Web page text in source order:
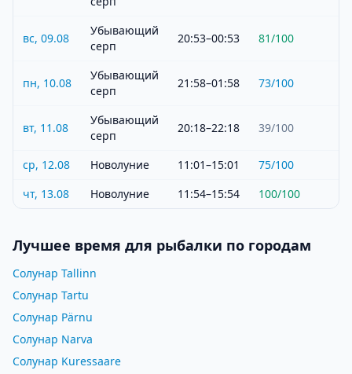
вс, 09.08
Убывающий
серп
20:53–00:53 81/100
пн, 10.08
Убывающий
серп
21:58–01:58 73/100
вт, 11.08
Убывающий
серп
20:18–22:18 39/100
ср, 12.08 Новолуние 11:01–15:01 75/100
чт, 13.08
Новолуние 11:54–15:54 100/100
Лучшее время для рыбалки по городам
Солунар Tallinn
Солунар Tartu
Солунар Pärnu
Солунар Narva
Солунар Kuressaare